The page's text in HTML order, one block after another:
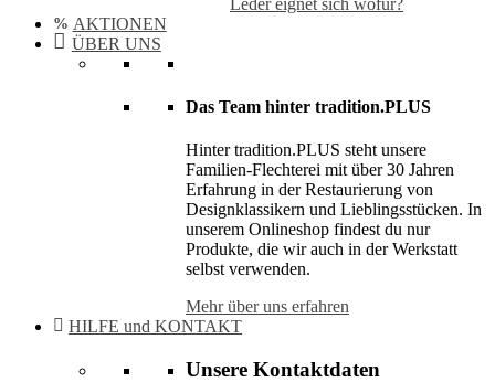
AKTIONEN
ÜBER UNS
Das Team hinter tradition.PLUS
Hinter tradition.PLUS steht unsere
Familien-Flechterei mit über 30 Jahren
Erfahrung in der Restaurierung von
Designklassikern und Lieblingsstücken. In
unserem Onlineshop findest du nur
Produkte, die wir auch in der Werkstatt
selbst verwenden.
Mehr über uns erfahren
HILFE und KONTAKT
Unsere Kontaktdaten